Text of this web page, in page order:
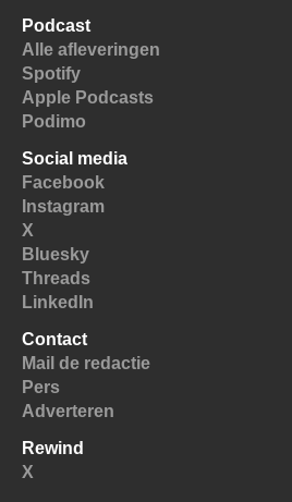
Podcast
Alle afleveringen
Spotify
Apple Podcasts
Podimo
Social media
Facebook
Instagram
X
Bluesky
Threads
LinkedIn
Contact
Mail de redactie
Pers
Adverteren
Rewind
X